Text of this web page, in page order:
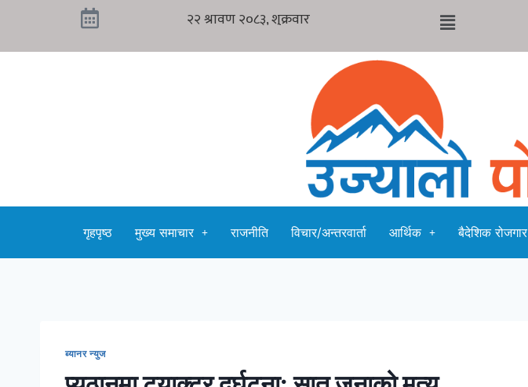
गृहपृष्ठ मुख्य समाचार राजनीति विचार/अन्तरवार्ता आर्थिक बैदेशिक रोजगार
ब्यानर न्युज